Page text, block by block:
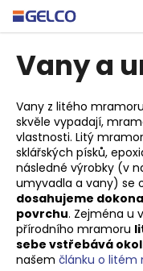
Přejít
na
obsah
Vany a
Vany z litého
skvěle vypadají,
vlastnosti. Litý
sklářských písků,
následné výrobky (v
umyvadla a vany) se
dosahujeme
povrchu. Zejména u
přírodního mramoru
sebe vstřebává
našem článku o litém
o
o
p
o
t
ř
e
b
u